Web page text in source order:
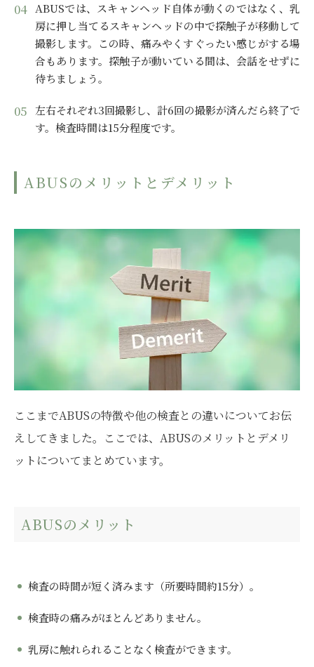
ABUSでは、スキャンヘッド自体が動くのではなく、乳
房に押し当てるスキャンヘッドの中で探触子が移動して
撮影します。この時、痛みやくすぐったい感じがする場
合もあります。探触子が動いている間は、会話をせずに
待ちましょう。
左右それぞれ3回撮影し、計6回の撮影が済んだら終了で
す。検査時間は15分程度です。
ABUSのメリットとデメリット
ここまでABUSの特徴や他の検査との違いについてお伝
えしてきました。ここでは、ABUSのメリットとデメリ
ットについてまとめています。
ABUSのメリット
検査の時間が短く済みます（所要時間約15分）。
検査時の痛みがほとんどありません。
乳房に触れられることなく検査ができます。